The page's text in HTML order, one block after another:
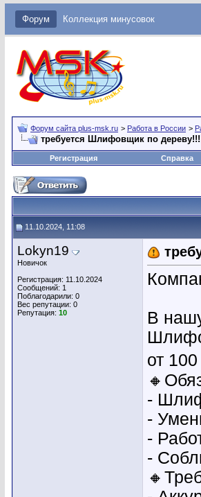
Форум Коллекция минусовок
Форум сайта plus-msk.ru > Работа в России >
требуется Шлифовщик по
Регистрация Справка
11.10.2024, 11:08
Lokyn19
Новичок
Регистрация: 11.10.2024
Сообщений: 1
Поблагодарили: 0
Вес репутации: 0
Репутация: 10
В
от
-
-
-
-